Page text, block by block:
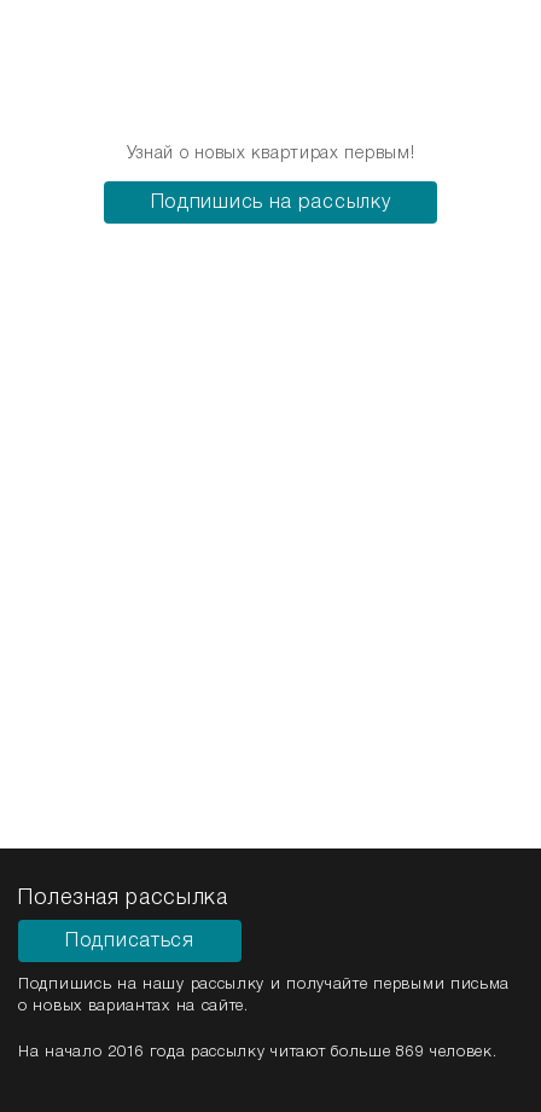
Узнай о новых квартирах первым!
Подпишись на рассылку
Полезная рассылка
Подписаться
Подпишись на нашу рассылку и получайте первыми письма
о новых вариантах на сайте.
На начало 2016 года рассылку читают больше 869 человек.